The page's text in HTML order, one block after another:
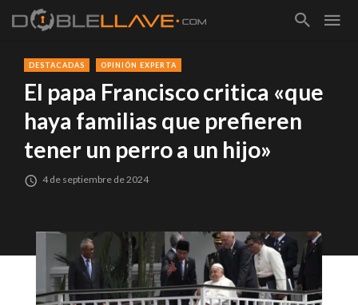
DESTACADAS OPINIÓN EXPERTA
El papa Francisco critica «que
haya familias que prefieren
tener un perro a un hijo»
4 de septiembre de 2024